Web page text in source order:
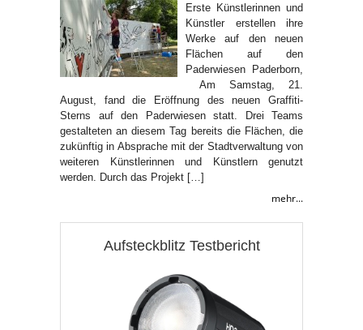
Erste Künstlerinnen und
Künstler erstellen ihre
Werke auf den neuen
Flächen auf den
Paderwiesen Paderborn,
Am Samstag, 21.
August, fand die Eröffnung des neuen Graffiti-
Sterns auf den Paderwiesen statt. Drei Teams
gestalteten an diesem Tag bereits die Flächen, die
zukünftig in Absprache mit der Stadtverwaltung von
weiteren Künstlerinnen und Künstlern genutzt
werden. Durch das Projekt […]
mehr...
Aufsteckblitz Testbericht